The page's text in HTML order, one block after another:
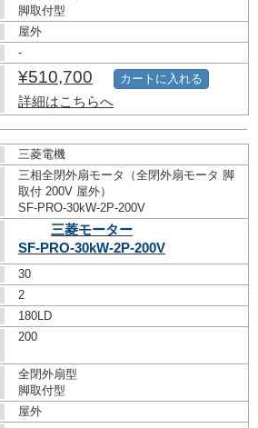
脚取付型
屋外
-
¥510,700
詳細はこちらへ
カートに入れる
三菱電機
三相全閉外扇モータ（全閉外扇モータ 脚
取付 200V 屋外）
SF-PRO-30kW-2P-200V
三菱モーター
SF-PRO-30kW-2P-200V
30
2
180LD
200
全閉外扇型
脚取付型
屋外